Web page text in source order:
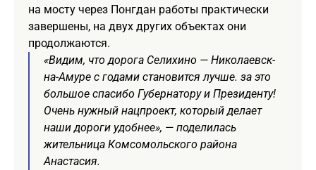
на мосту через Понгдан работы практически
завершены, на двух других объектах они
продолжаются.
«Видим, что дорога Селихино — Николаевск-
на-Амуре с годами становится лучше. за это
большое спасибо Губернатору и Президенту!
Очень нужный нацпроект, который делает
наши дороги удобнее», — поделилась
жительница Комсомольского района
Анастасия.